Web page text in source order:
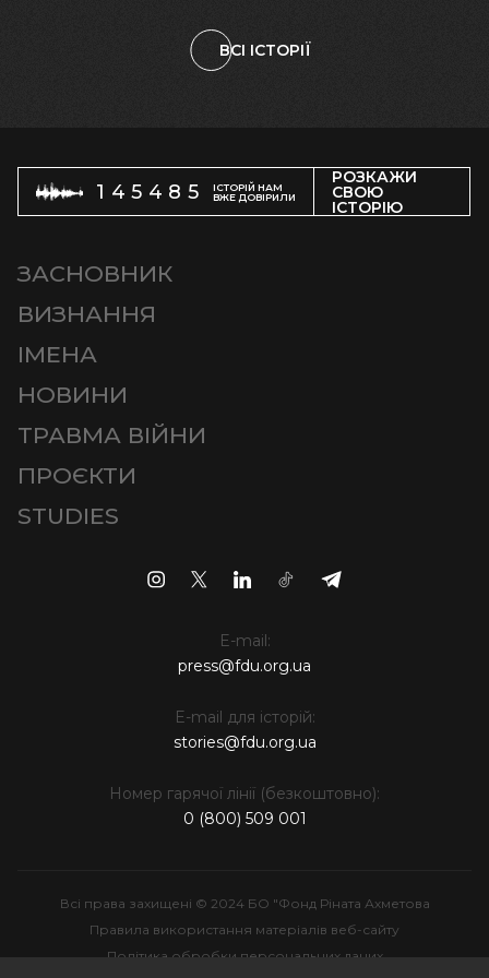
ВСІ ІСТОРІЇ
145485
ІСТОРІЙ НАМ
ВЖЕ ДОВІРИЛИ
РОЗКАЖИ
СВОЮ
ІСТОРІЮ
ЗАСНОВНИК
ВИЗНАННЯ
ІМЕНА
НОВИНИ
ТРАВМА ВІЙНИ
ПРОЄКТИ
STUDIES
E-mail:
press@fdu.org.ua
E-mail для історій:
stories@fdu.org.ua
Номер гарячої лінії (безкоштовно):
0 (800) 509 001
Всі права захищені © 2024 БО "Фонд Ріната Ахметова
Правила використання матеріалів веб-сайту
Політика обробки персональних даних